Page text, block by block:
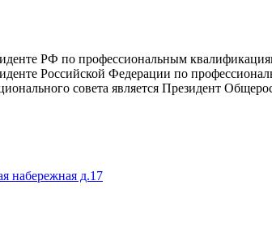
РФ по профессиональным
Российской Федерации по
совета является Президент
набережная д.17